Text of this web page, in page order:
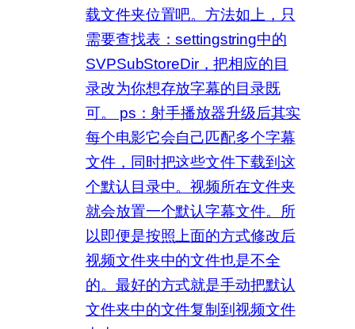
载文件夹位置吧。方法如上，只
需要查找表：settingstring中的
SVPSubStoreDir，把相应的目
录改为你想存放字幕的目录既
可。 ps：射手播放器升级后其实
每个电影它会自己匹配多个字幕
文件，同时把这些文件下载到这
个默认目录中。视频所在文件夹
就会放置一个默认字幕文件。所
以即便是按照上面的方式修改后
视频文件夹中的文件也是不全
的。最好的方式就是手动把默认
文件夹中的文件复制到视频文件